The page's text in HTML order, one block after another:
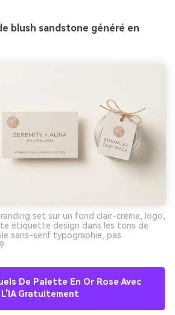
blush sandstone généré en
set sur un fond clair-crème, logo,
étiquette design dans les tons de
sans-serif typographie, pas
De Palette En Or Rose Avec
L'IA Gratuitement